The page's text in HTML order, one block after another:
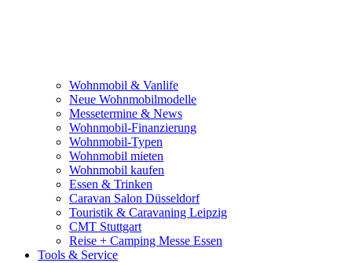
Wohnmobil & Vanlife
Neue Wohnmobilmodelle
Messetermine & News
Wohnmobil-Finanzierung
Wohnmobil-Typen
Wohnmobil mieten
Wohnmobil kaufen
Essen & Trinken
Caravan Salon Düsseldorf
Touristik & Caravaning Leipzig
CMT Stuttgart
Reise + Camping Messe Essen
Tools & Service